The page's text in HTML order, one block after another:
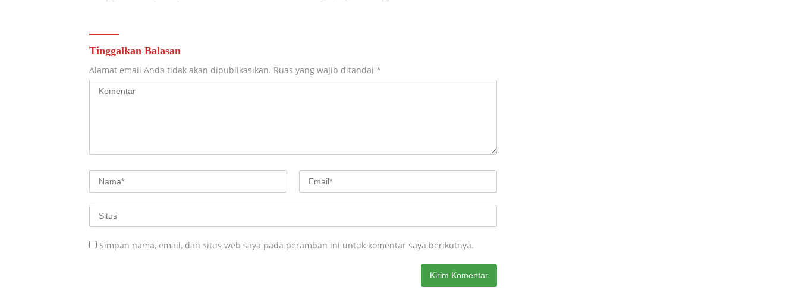
Tinggalkan Balasan
Alamat email Anda tidak akan dipublikasikan. Ruas yang wajib ditandai *
Simpan nama, email, dan situs web saya pada peramban ini untuk komentar saya berikutnya.